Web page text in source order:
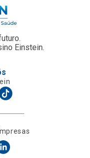
Einstein.